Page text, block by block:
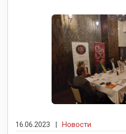
16.06.2023 | Новости